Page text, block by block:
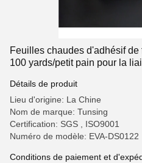
Feuilles chaudes d'adhésif
100 yards/petit pain pour la
Détails de produit
Lieu d'origine: La Chine
Nom de marque: Tunsing
Certification: SGS , ISO9001
Numéro de modèle: EVA-DS0122
Conditions de paiement et